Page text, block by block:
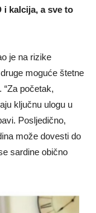
kalcija, a sve to
je na rizike
moguće štetne
početak,
ključnu ulogu u
Posljedično,
može dovesti do
sardine obično